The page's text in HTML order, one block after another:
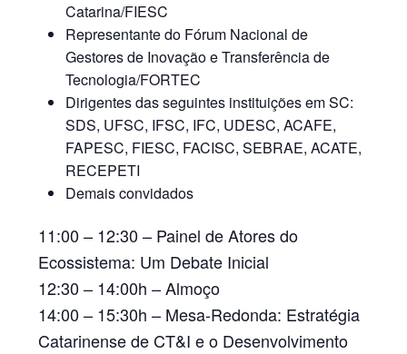
Catarina/FIESC
Representante do Fórum Nacional de
Gestores de Inovação e Transferência de
Tecnologia/FORTEC
Dirigentes das seguintes instituições em SC:
SDS, UFSC, IFSC, IFC, UDESC, ACAFE,
FAPESC, FIESC, FACISC, SEBRAE, ACATE,
RECEPETI
Demais convidados
11:00 – 12:30 – Painel de Atores do
Ecossistema: Um Debate Inicial
12:30 – 14:00h –Almoço
14:00 – 15:30h – Mesa-Redonda: Estratégia
Catarinense de CT&I e o Desenvolvimento